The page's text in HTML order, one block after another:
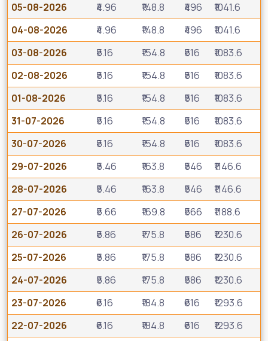
05-08-2026
₹4.96 ₹148.8 ₹496
₹1041.6
04-08-2026
₹4.96 ₹148.8 ₹496
₹1041.6
03-08-2026
₹5.16 ₹154.8 ₹516
₹1083.6
02-08-2026
₹5.16 ₹154.8 ₹516
₹1083.6
01-08-2026
₹5.16 ₹154.8 ₹516
₹1083.6
31-07-2026
₹5.16 ₹154.8 ₹516
₹1083.6
30-07-2026
₹5.16 ₹154.8 ₹516
₹1083.6
29-07-2026
₹5.46 ₹163.8 ₹546
₹1146.6
28-07-2026
₹5.46 ₹163.8 ₹546
₹1146.6
27-07-2026
₹5.66 ₹169.8 ₹566
₹1188.6
26-07-2026
₹5.86 ₹175.8 ₹586
₹1230.6
25-07-2026
₹5.86 ₹175.8 ₹586
₹1230.6
24-07-2026
₹5.86 ₹175.8 ₹586
₹1230.6
23-07-2026
₹6.16 ₹184.8 ₹616
₹1293.6
22-07-2026
₹6.16 ₹184.8 ₹616
₹1293.6